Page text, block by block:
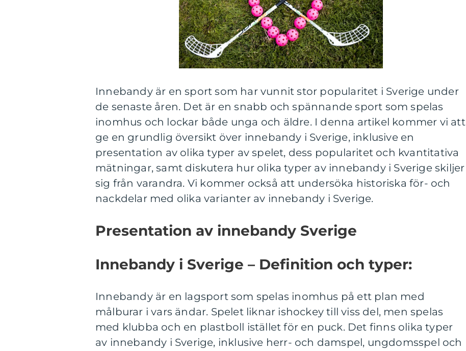
Innebandy är en sport som har vunnit stor popularitet i Sverige under
de senaste åren. Det är en snabb och spännande sport som spelas
inomhus och lockar både unga och äldre. I denna artikel kommer vi att
ge en grundlig översikt över innebandy i Sverige, inklusive en
presentation av olika typer av spelet, dess popularitet och kvantitativa
mätningar, samt diskutera hur olika typer av innebandy i Sverige skiljer
sig från varandra. Vi kommer också att undersöka historiska för- och
nackdelar med olika varianter av innebandy i Sverige.
Presentation av innebandy Sverige
Innebandy i Sverige – Definition och typer:
Innebandy är en lagsport som spelas inomhus på ett plan med
målburar i vars ändar. Spelet liknar ishockey till viss del, men spelas
med klubba och en plastboll istället för en puck. Det finns olika typer
av innebandy i Sverige, inklusive herr- och damspel, ungdomsspel och